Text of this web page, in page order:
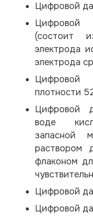
Цифровой
Цифровой
(состоит
электрода
электрода
плотности
Цифровой
воде
запасной
раствором
флаконом
Цифровой
Цифровой